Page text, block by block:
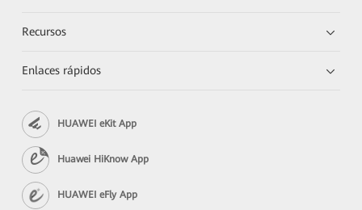
Recursos
Enlaces rápidos
HUAWEI eKit App
Huawei HiKnow App
HUAWEI eFly App